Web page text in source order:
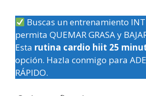
Buscas un entrenamiento
permita QUEMAR GRASA y
Esta rutina cardio hiit 25
opción. Hazla conmigo para
RÁPIDO.